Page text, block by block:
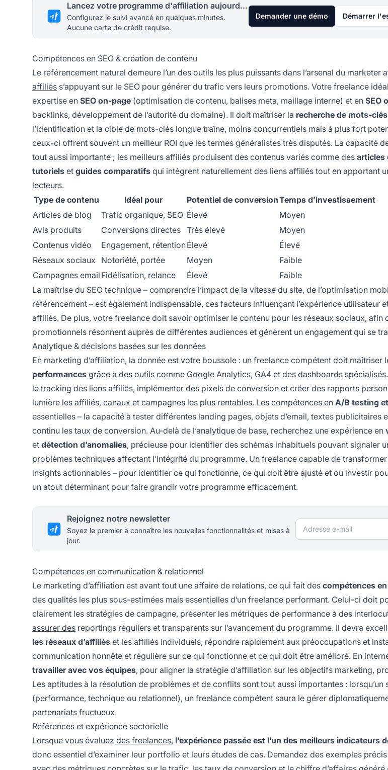
Lancez votre programme d'affiliation aujourd'hui
Configurez le suivi avancé en quelques minutes.
Aucune carte de crédit requise.
Demander une démo Démarrer
Compétences en SEO & création de contenu
Le référencement naturel demeure l’un des outils les plus puissants dans l’arsenal du marketer
affiliés s’appuyant sur le SEO pour générer du trafic vers leurs promotions. Votre freelance
expertise en SEO on-page (optimisation de contenu, balises meta, maillage interne) et en SEO
backlinks, développement de l’autorité du domaine). Il doit maîtriser la recherche de mots-clés
l’identification et la cible de mots-clés longue traîne, moins concurrentiels mais à plus fort
ceux-ci offrent souvent un meilleur ROI que les termes généralistes très disputés. La capacité
tout aussi importante ; les meilleurs affiliés produisent des contenus variés comme des articles
tutoriels et guides comparatifs qui intègrent naturellement des liens affiliés tout en apportant
lecteurs.
Type de contenu
Idéal pour Potentiel de conversionTemps d’investissement
Articles de blog
Trafic organique, SEO Élevé
Moyen
Avis produits
Conversions directes Très élevé
Moyen
Contenus vidéo
Engagement, rétentionÉlevé
Élevé
Réseaux sociaux
Notoriété, portée Moyen
Faible
Campagnes email Fidélisation, relance Élevé
Faible
La maîtrise du SEO technique – comprendre l’impact de la vitesse du site, de l’optimisation
référencement – est également indispensable, ces facteurs influençant l’expérience utilisateur
affiliés. De plus, votre freelance doit savoir optimiser le contenu pour les réseaux sociaux, afin
promotionnels résonnent auprès de différentes audiences et génèrent un engagement qui se
Analytique & décisions basées sur les données
En marketing d’affiliation, la donnée est votre boussole : un freelance compétent doit maîtriser
performances grâce à des outils comme Google Analytics, GA4 et des dashboards
le tracking des liens affiliés, implémenter des pixels de conversion et créer des rapports
lumière les affiliés, canaux et campagnes les plus rentables. Les compétences en A/B testing
essentielles – la capacité à tester différentes landing pages, objets d’email, textes publicitaires
continu les taux de conversion. Au-delà de l’analytique de base, recherchez une expérience en
et détection d’anomalies, précieuse pour identifier des schémas inhabituels pouvant signaler
problèmes techniques affectant l’intégrité du programme. Un freelance capable de
insights actionnables – pour identifier ce qui fonctionne, ce qui doit être ajusté et où investir
un atout déterminant pour faire grandir votre programme efficacement.
Rejoignez notre newsletter
Soyez le premier à connaître les nouvelles fonctionnalités et mises à
jour.
Adresse e-mail
Compétences en communication & relationnel
Le marketing d’affiliation est avant tout une affaire de relations, ce qui fait des compétences
des qualités les plus sous-estimées mais essentielles d’un freelance performant. Celui-ci doit
clairement les stratégies de campagne, présenter les métriques de performance à des
assurer des reportings réguliers et transparents sur l’avancement du programme. Il devra
les réseaux d’affiliés et les affiliés individuels, répondre rapidement aux préoccupations et
communication honnête et régulière sur ce qui fonctionne et ce qui doit être amélioré. En
travailler avec vos équipes, pour aligner la stratégie d’affiliation sur les objectifs marketing,
Les aptitudes à la résolution de problèmes et de conflits sont tout aussi importantes : lorsqu’un
(performance, technique ou relationnel), un freelance compétent saura le gérer
partenariats fructueux.
Références et expérience sectorielle
Lorsque vous évaluez des freelances, l’expérience passée est l’un des meilleurs indicateurs
donc essentiel d’examiner leur portfolio et leurs études de cas. Demandez des exemples